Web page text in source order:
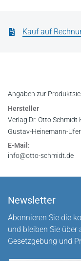
Kauf auf
Angaben zur
Hersteller
Verlag Dr. Otto Schmidt
Gustav-Heinemann-
E-Mail:
info@otto-schmidt.de
Newsletter
Abonnieren Sie die
und bleiben Sie über
Gesetzgebung und